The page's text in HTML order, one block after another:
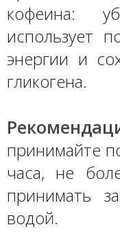
кофеина:
использует
энергии и
гликогена.
принимайте
часа, не
принимать
водой.